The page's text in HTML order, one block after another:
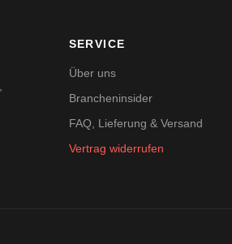
SERVICE
Über uns
Brancheninsider
FAQ, Lieferung & Versand
Vertrag widerrufen